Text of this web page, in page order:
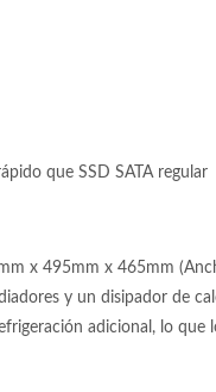
que SSD SATA regular
x 495mm x 465mm
y un disipador de
adicional, lo que